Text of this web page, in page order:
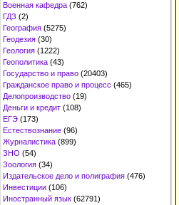
Военная кафедра (762)
ГДЗ (2)
География (5275)
Геодезия (30)
Геология (1222)
Геополитика (43)
Государство и право (20403)
Гражданское право и процесс (465)
Делопроизводство (19)
Деньги и кредит (108)
ЕГЭ (173)
Естествознание (96)
Журналистика (899)
ЗНО (54)
Зоология (34)
Издательское дело и полиграфия (476)
Инвестиции (106)
Иностранный язык (62791)